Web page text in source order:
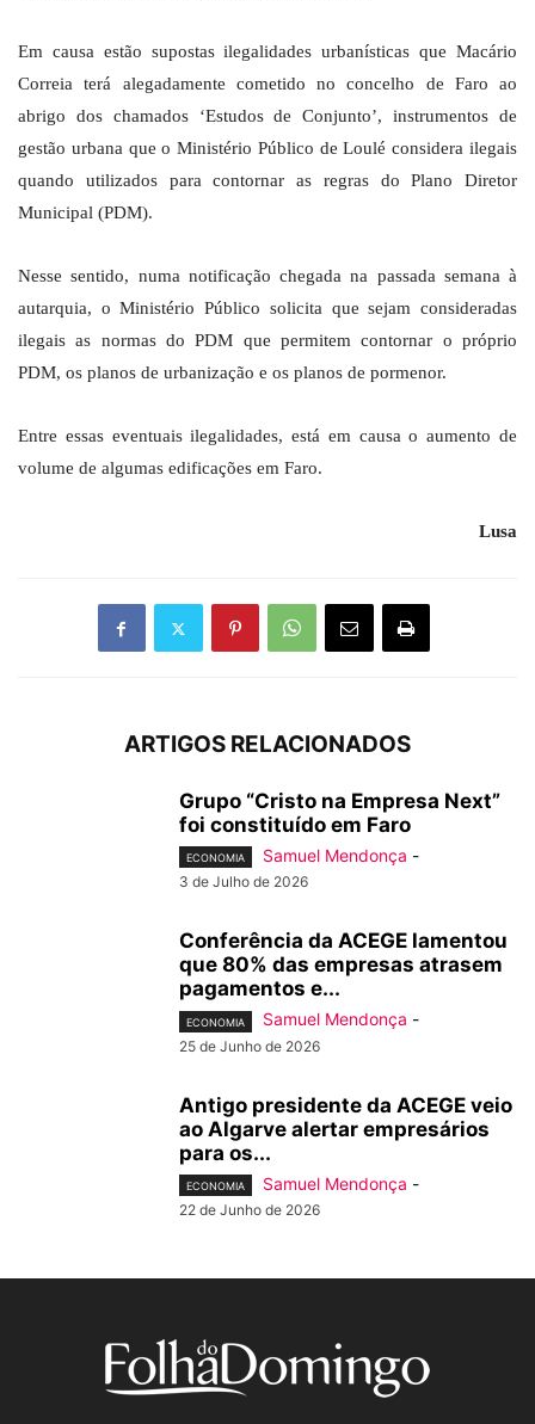
Em causa estão supostas ilegalidades urbanísticas que Macário
Correia terá alegadamente cometido no concelho de Faro ao
abrigo dos chamados ‘Estudos de Conjunto’, instrumentos de
gestão urbana que o Ministério Público de Loulé considera ilegais
quando utilizados para contornar as regras do Plano Diretor
Municipal (PDM).
Nesse sentido, numa notificação chegada na passada semana à
autarquia, o Ministério Público solicita que sejam consideradas
ilegais as normas do PDM que permitem contornar o próprio
PDM, os planos de urbanização e os planos de pormenor.
Entre essas eventuais ilegalidades, está em causa o aumento de
volume de algumas edificações em Faro.
Lusa
ARTIGOS RELACIONADOS
Grupo “Cristo na Empresa Next”
foi constituído em Faro
ECONOMIA Samuel Mendonça -
3 de Julho de 2026
Conferência da ACEGE lamentou
que 80% das empresas atrasem
pagamentos e...
ECONOMIA Samuel Mendonça -
25 de Junho de 2026
Antigo presidente da ACEGE veio
ao Algarve alertar empresários
para os...
ECONOMIA Samuel Mendonça -
22 de Junho de 2026